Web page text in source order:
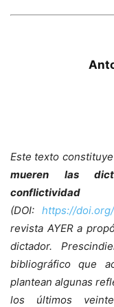
Este texto
mueren las
(DOI: https://
revista AYER a
dictador.
bibliográfico que
plantean algunas
los últimos